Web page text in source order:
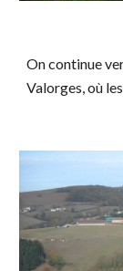
On continue
Valorges, où